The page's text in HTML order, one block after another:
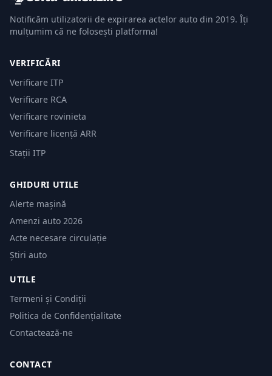
Notificăm utilizatorii de expirarea actelor auto din 2019. Îți
mulțumim că ne folosești platforma!
VERIFICĂRI
Verificare ITP
Verificare RCA
Verificare rovinieta
Verificare licență ARR
Stații ITP
GHIDURI UTILE
Alerte mașină
Amenzi auto 2026
Acte necesare circulație
Știri auto
UTILE
Termeni și Condiții
Politica de Confidențialitate
Contactează-ne
CONTACT